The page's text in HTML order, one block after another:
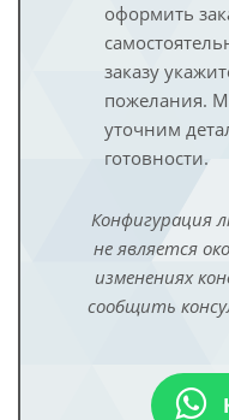
оформить
заказу
пожелания.
уточним
готовности.
Конфигурация
не является
изменениях
сообщить